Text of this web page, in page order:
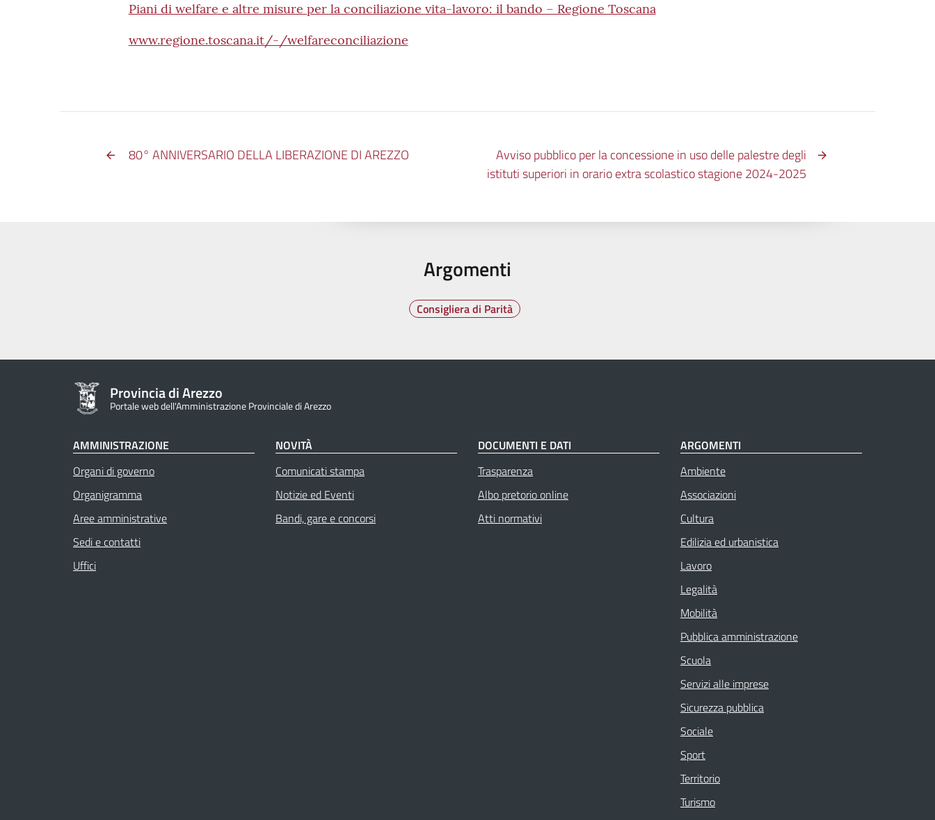
Piani di welfare e altre misure per la conciliazione vita-lavoro: il bando – Regione Toscana
www.regione.toscana.it/-/welfareconciliazione
80° ANNIVERSARIO DELLA LIBERAZIONE DI AREZZO
Avviso pubblico per la concessione in uso delle palestre degli
istituti superiori in orario extra scolastico stagione 2024-2025
Argomenti
Consigliera di Parità
Provincia di Arezzo
Portale web dell'Amministrazione Provinciale di Arezzo
AMMINISTRAZIONE
Organi di governo
Organigramma
Aree amministrative
Sedi e contatti
Uffici
NOVITÀ
Comunicati stampa
Notizie ed Eventi
Bandi, gare e concorsi
DOCUMENTI E DATI
Trasparenza
Albo pretorio online
Atti normativi
ARGOMENTI
Ambiente
Associazioni
Cultura
Edilizia ed urbanistica
Lavoro
Legalità
Mobilità
Pubblica amministrazione
Scuola
Servizi alle imprese
Sicurezza pubblica
Sociale
Sport
Territorio
Turismo